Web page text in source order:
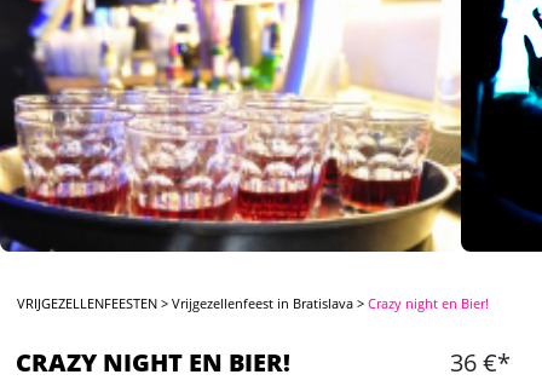
VRIJGEZELLENFEESTEN >Vrijgezellenfeest in Bratislava >Crazy night en Bier!
CRAZY NIGHT EN BIER! 36 €*